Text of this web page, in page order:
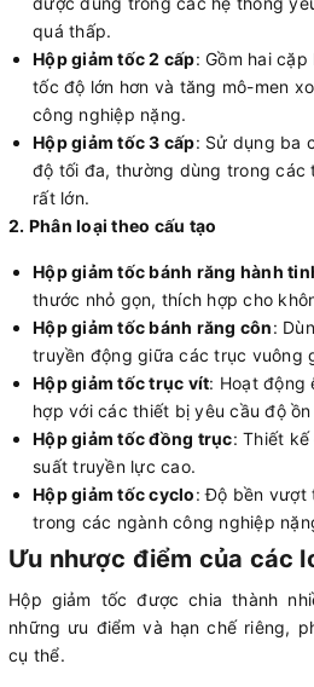
quá thấp.
Hộp giảm tốc 2 cấp: Gồm hai
tốc độ lớn hơn và tăng mô-men
công nghiệp nặng.
Hộp giảm tốc 3 cấp: Sử dụng ba
độ tối đa, thường dùng trong các
rất lớn.
2. Phân loại theo cấu tạo
Hộp giảm tốc bánh răng hành
thước nhỏ gọn, thích hợp cho
Hộp giảm tốc bánh răng côn:
truyền động giữa các trục vuông
Hộp giảm tốc trục vít: Hoạt động
hợp với các thiết bị yêu cầu độ
Hộp giảm tốc đồng trục: Thiết
suất truyền lực cao.
Hộp giảm tốc cyclo: Độ bền vượt
trong các ngành công nghiệp
Ưu nhược điểm của các
Hộp giảm tốc được chia thành
những ưu điểm và hạn chế riêng,
cụ thể.